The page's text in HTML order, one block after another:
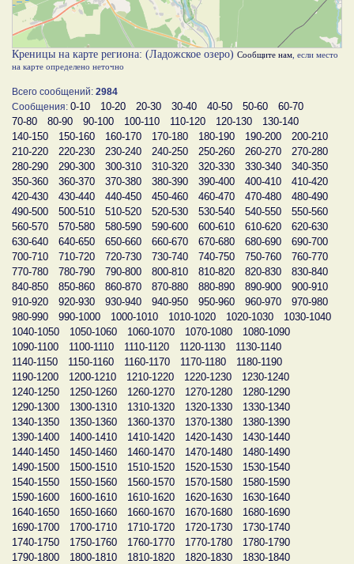
Креницы на карте региона: (Ладожское озеро) Сообщите нам , если место
на карте определено неточно
Всего сообщений: 2984
Сообщения: 0-10 10-20 20-30 30-40 40-50 50-60
60-70
70-80
80-90 90-100 100-110 110-120 120-130
130-140
140-150
150-160 160-170 170-180 180-190 190-200
200-210
210-220
220-230 230-240 240-250 250-260 260-270
270-280
280-290
290-300 300-310 310-320 320-330 330-340
340-350
350-360
360-370 370-380 380-390 390-400 400-410
410-420
420-430
430-440 440-450 450-460 460-470 470-480
480-490
490-500
500-510 510-520 520-530 530-540 540-550
550-560
560-570
570-580 580-590 590-600 600-610 610-620
620-630
630-640
640-650 650-660 660-670 670-680 680-690
690-700
700-710
710-720 720-730 730-740 740-750 750-760
760-770
770-780
780-790 790-800 800-810 810-820 820-830
830-840
840-850
850-860 860-870 870-880 880-890 890-900
900-910
910-920
920-930 930-940 940-950 950-960 960-970
970-980
980-990
990-1000 1000-1010 1010-1020 1020-1030
1030-1040
1040-1050
1050-1060 1060-1070 1070-1080
1080-1090
1090-1100
1100-1110 1110-1120 1120-1130
1130-1140
1140-1150
1150-1160 1160-1170 1170-1180
1180-1190
1190-1200
1200-1210 1210-1220 1220-1230
1230-1240
1240-1250
1250-1260 1260-1270 1270-1280
1280-1290
1290-1300
1300-1310 1310-1320 1320-1330
1330-1340
1340-1350
1350-1360 1360-1370 1370-1380
1380-1390
1390-1400
1400-1410 1410-1420 1420-1430
1430-1440
1440-1450
1450-1460 1460-1470 1470-1480
1480-1490
1490-1500
1500-1510 1510-1520 1520-1530
1530-1540
1540-1550
1550-1560 1560-1570 1570-1580
1580-1590
1590-1600
1600-1610 1610-1620 1620-1630
1630-1640
1640-1650
1650-1660 1660-1670 1670-1680
1680-1690
1690-1700
1700-1710 1710-1720 1720-1730
1730-1740
1740-1750
1750-1760 1760-1770 1770-1780
1780-1790
1790-1800
1800-1810 1810-1820 1820-1830
1830-1840